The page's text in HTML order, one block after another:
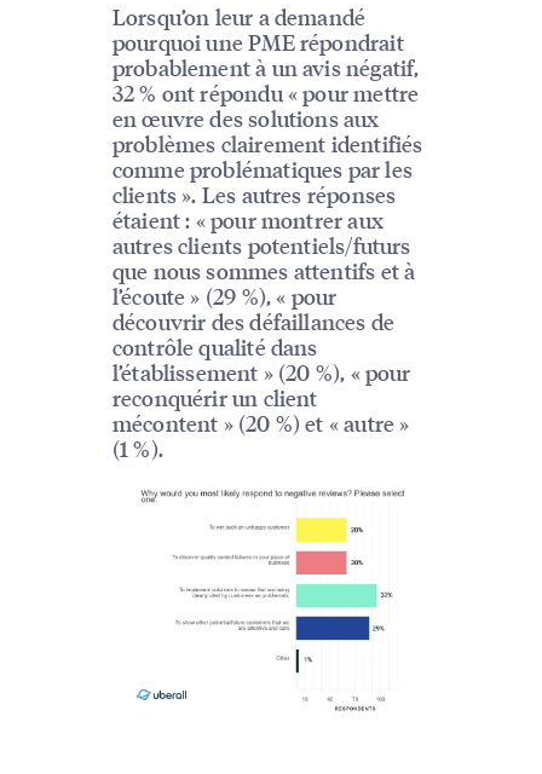
Lorsqu’on leur a demandé
pourquoi une PME répondrait
probablement à un avis négatif,
32 % ont répondu « pour mettre
en œuvre des solutions aux
problèmes clairement identifiés
comme problématiques par les
clients ». Les autres réponses
étaient : « pour montrer aux
autres clients potentiels/futurs
que nous sommes attentifs et à
l’écoute » (29 %), « pour
découvrir des défaillances de
contrôle qualité dans
l’établissement » (20 %), « pour
reconquérir un client
mécontent » (20 %) et « autre »
(1 %).